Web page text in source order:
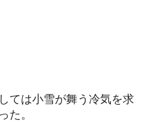
ては小雪が舞う冷気を求
。